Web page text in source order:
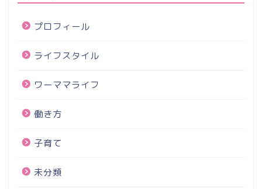
プロフィール
ライフスタイル
ワーママライフ
働き方
子育て
未分類